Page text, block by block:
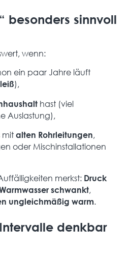
besonders sinnvoll
wenn:
ein paar Jahre läuft
),
hast (viel
Auslastung),
mitalten Rohrleitungen,
oder Mischinstallationen
merkst: Druck
schwankt,
ungleichmäßig warm.
denkbar